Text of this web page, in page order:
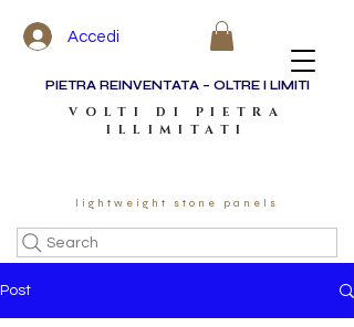
Accedi
Search
PIETRA REINVENTATA – OLTRE I LIMITI
VOLTI DI PIETRA
ILLIMITATI
lightweight stone panels
Post